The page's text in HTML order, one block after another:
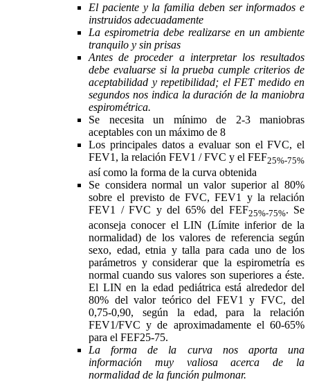
El paciente y la familia deben ser informados e
instruidos adecuadamente
La espirometria debe realizarse en un ambiente
tranquilo y sin prisas
Antes de proceder a interpretar los resultados
debe evaluarse si la prueba cumple criterios de
aceptabilidad y repetibilidad; el FET medido en
segundos nos indica la duración de la maniobra
espirométrica.
Se necesita un mínimo de 2-3 maniobras
aceptables con un máximo de 8
Los principales datos a evaluar son el FVC, el
FEV1, la relación FEV1 / FVC y el FEF25%-75%
así como la forma de la curva obtenida
Se considera normal un valor superior al 80%
sobre el previsto de FVC, FEV1 y la relación
FEV1 / FVC y del 65% del FEF25%-75%. Se
aconseja conocer el LIN (Límite inferior de la
normalidad) de los valores de referencia según
sexo, edad, etnia y talla para cada uno de los
parámetros y considerar que la espirometría es
normal cuando sus valores son superiores a éste.
El LIN en la edad pediátrica está alrededor del
80% del valor teórico del FEV1 y FVC, del
0,75-0,90, según la edad, para la relación
FEV1/FVC y de aproximadamente el 60-65%
para el FEF25-75.
La forma de la curva nos aporta una
información muy valiosa acerca de la
normalidad de la función pulmonar.